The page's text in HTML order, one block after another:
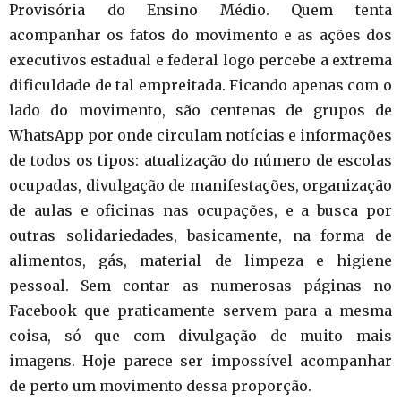
Provisória do Ensino Médio. Quem tenta
acompanhar os fatos do movimento e as ações dos
executivos estadual e federal logo percebe a extrema
dificuldade de tal empreitada. Ficando apenas com o
lado do movimento, são centenas de grupos de
WhatsApp por onde circulam notícias e informações
de todos os tipos: atualização do número de escolas
ocupadas, divulgação de manifestações, organização
de aulas e oficinas nas ocupações, e a busca por
outras solidariedades, basicamente, na forma de
alimentos, gás, material de limpeza e higiene
pessoal. Sem contar as numerosas páginas no
Facebook que praticamente servem para a mesma
coisa, só que com divulgação de muito mais
imagens. Hoje parece ser impossível acompanhar
de perto um movimento dessa proporção.